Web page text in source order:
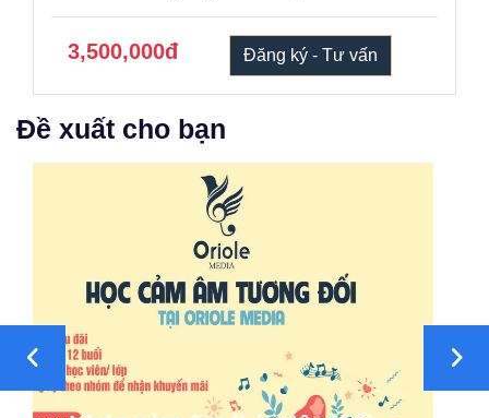
3,500,000đ Đăng ký - Tư vấn
Đề xuất cho bạn
Hòa âm Guitar nhạc